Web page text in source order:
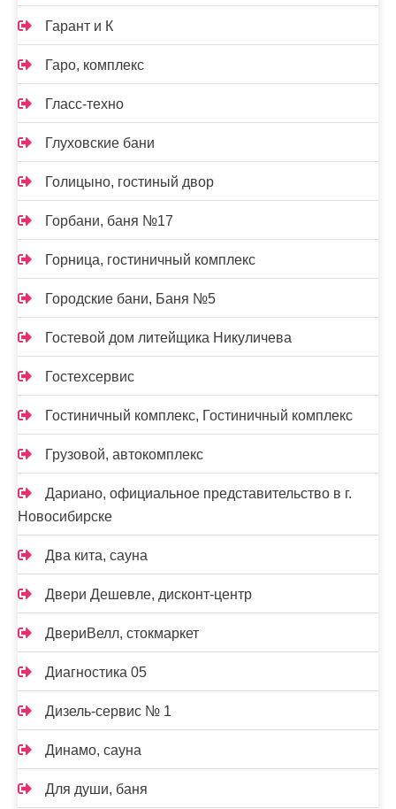
Гарант и К
Гаро, комплекс
Гласс-техно
Глуховские бани
Голицыно, гостиный двор
Горбани, баня №17
Горница, гостиничный комплекс
Городские бани, Баня №5
Гостевой дом литейщика Никуличева
Гостехсервис
Гостиничный комплекс, Гостиничный комплекс
Грузовой, автокомплекс
Дариано, официальное представительство в г.
Новосибирске
Два кита, сауна
Двери Дешевле, дисконт-центр
ДвериВелл, стокмаркет
Диагностика 05
Дизель-сервис № 1
Динамо, сауна
Для души, баня